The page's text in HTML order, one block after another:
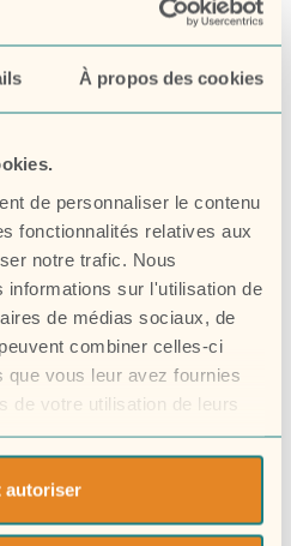
À propos des cookies
de personnaliser le contenu
fonctionnalités relatives aux
notre trafic. Nous
informations sur l'utilisation de
de médias sociaux, de
combiner celles-ci
vous leur avez fournies
de votre utilisation de leurs
autoriser
be published. Required fields
*